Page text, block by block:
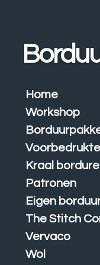
Home
Workshop
Kraal
Patronen
Eigen
The Stitch
Vervaco
Wol